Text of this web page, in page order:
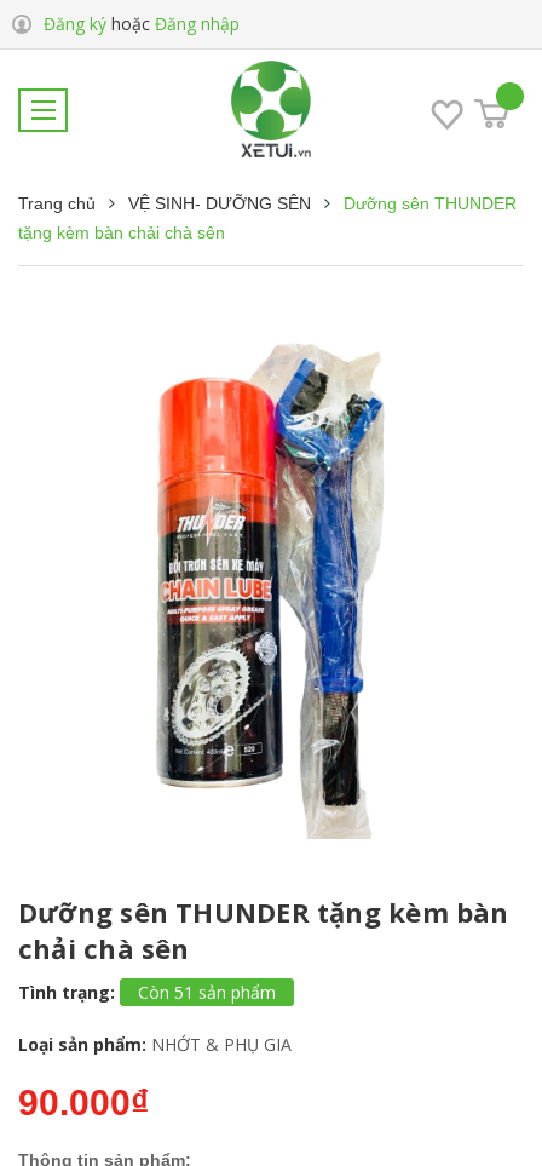
Đăng ký hoặc Đăng nhập
Trang chủ VỆ SINH- DƯỠNG SÊN
Dưỡng sên THUNDER
tặng kèm bàn chải chà sên
Dưỡng sên THUNDER tặng kèm bàn
chải chà sên
Tình trạng: Còn 51 sản phẩm
Loại sản phẩm: NHỚT & PHỤ GIA
90.000₫
Thông tin sản phẩm: